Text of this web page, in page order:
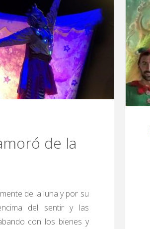
de la
de la luna y por su
del sentir y las
con los bienes y